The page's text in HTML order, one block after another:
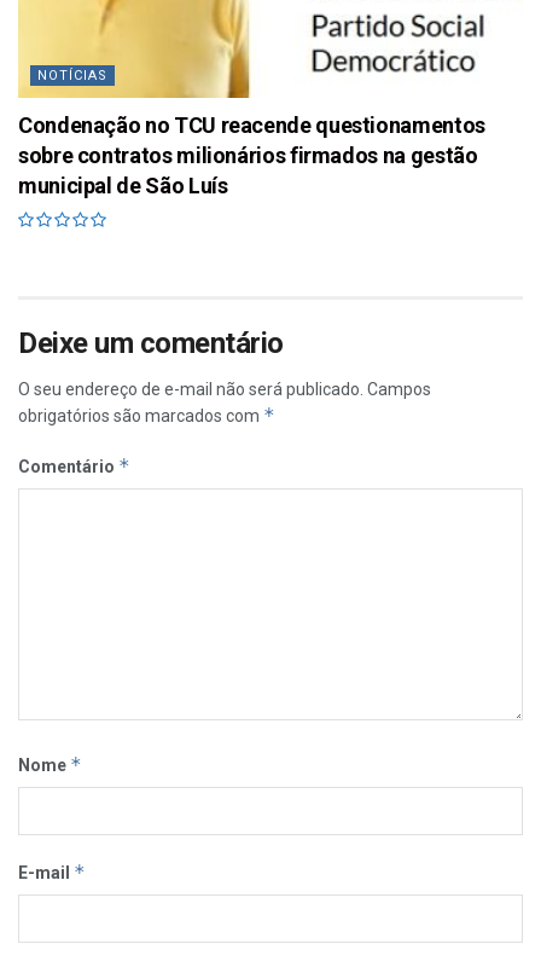
NOTÍCIAS
Condenação no TCU reacende questionamentos
sobre contratos milionários firmados na gestão
municipal de São Luís
Deixe um comentário
O seu endereço de e-mail não será publicado. Campos
obrigatórios são marcados com *
Comentário *
Nome *
E-mail *